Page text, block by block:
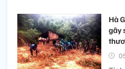
Hà
gây